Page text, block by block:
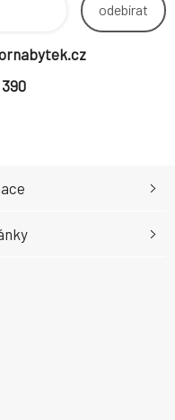
odebírat
390